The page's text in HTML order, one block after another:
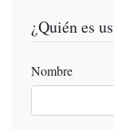
¿Quién es
Nombre